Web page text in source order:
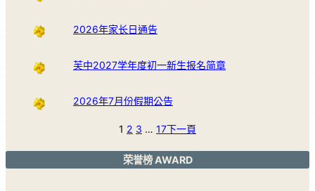
2026年家长日通告
芙中2027学年度初一新生报名简章
2026年7月份假期公告
1 2 3 … 17下一頁
荣誉榜 AWARD